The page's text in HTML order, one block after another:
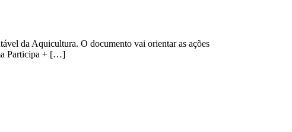
da Aquicultura. O documento vai orientar as ações
Participa + […]